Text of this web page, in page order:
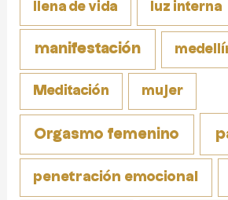
llena de vida luz interna
manifestación
Meditación mujer
Orgasmo femenino
penetración emocional